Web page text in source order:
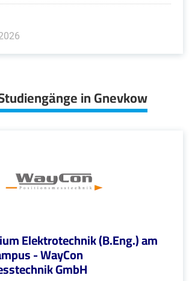
in Gnevkow
Elektrotechnik (B.Eng.) am
- WayCon
GmbH